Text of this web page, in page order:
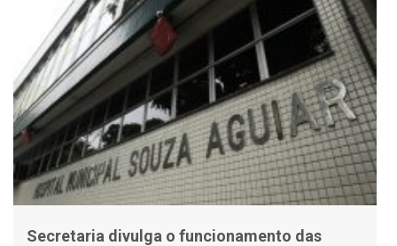
Secretaria divulga o funcionamento das